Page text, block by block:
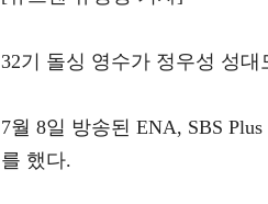
32기 돌싱 영수가 정우성 성
7월 8일 방송된 ENA, SBS
를 했다.